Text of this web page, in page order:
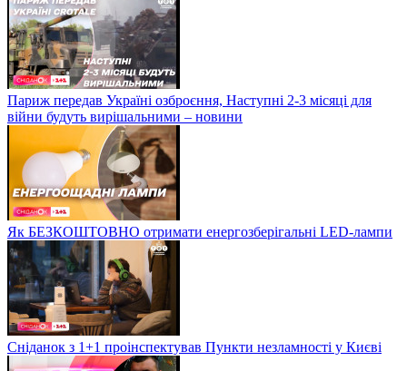
Париж передав Україні озброєння, Наступні 2-3 місяці для
війни будуть вирішальними – новини
Як БЕЗКОШТОВНО отримати енергозберігальні LED-лампи
Сніданок з 1+1 проінспектував Пункти незламності у Києві